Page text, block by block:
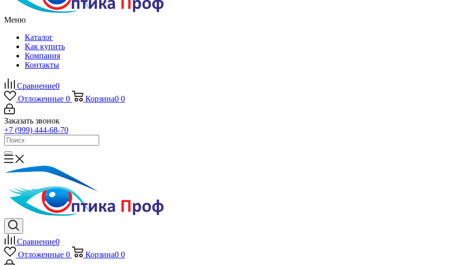
Меню
Каталог
Как купить
Компания
Контакты
Сравнение0
Отложенные 0 Корзина0 0
Заказать звонок
+7 (999) 444-68-70
Сравнение0
Отложенные 0 Корзина0 0